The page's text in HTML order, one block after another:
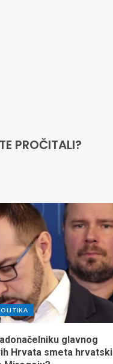
PROČITALI?
glavnog
Hrvata smeta hrvatski